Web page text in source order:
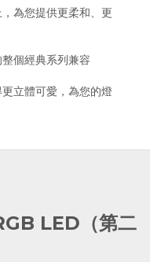
為您提供更柔和、更
個經典系列兼容
立體可愛，為您的燈
LED（第二